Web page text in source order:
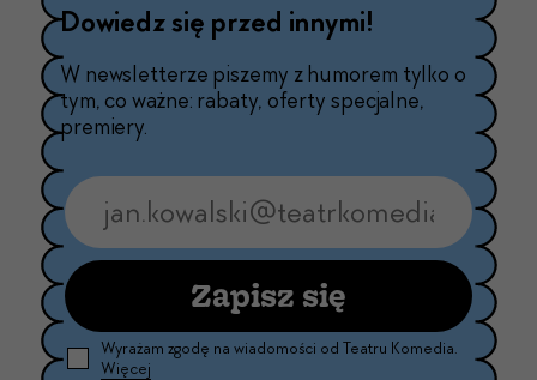
Dowiedz się przed innymi!
W newsletterze piszemy z humorem tylko o
tym, co ważne: rabaty, oferty specjalne,
premiery.
Zapisz się
Wyrażam zgodę na wiadomości od Teatru Komedia.
Więcej